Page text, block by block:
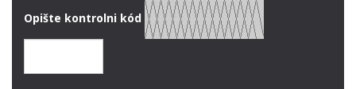
Opište kontrolni kód